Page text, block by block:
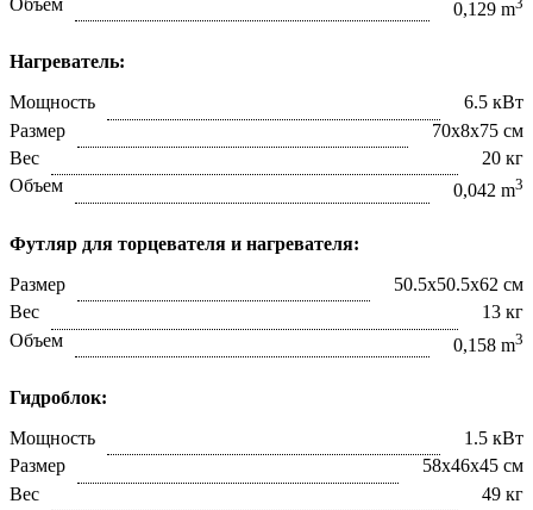
0,129 m
Нагреватель:
Мощность
6.5 кВт
Размер
70х8х75 см
Вес
20 кг
Объем
0,042 m3
Футляр для торцевателя и нагревателя:
Размер
50.5х50.5х62 см
Вес
13 кг
Объем
0,158 m3
Гидроблок:
Мощность
1.5 кВт
Размер
58х46х45 см
Вес
49 кг